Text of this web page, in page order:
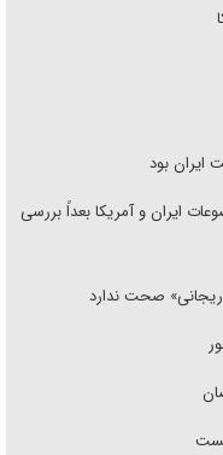
بود
ایران و آمریکا بعداً بررسی
صحت ندارد